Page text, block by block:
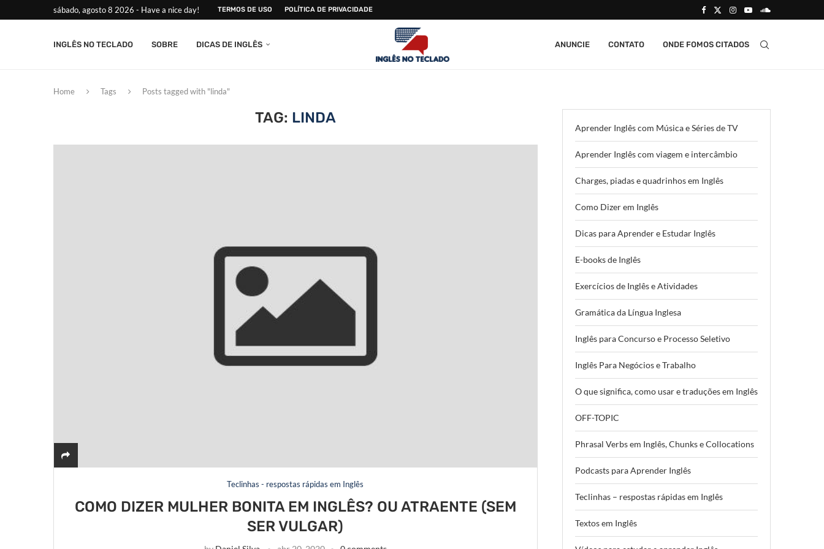
sábado, agosto 8 2026 - Have a nice day! TERMOS DE USO POLÍTICA DE PRIVACIDADE
INGLÊS NO TECLADO SOBRE DICAS DE INGLÊS ANUNCIE CONTATO ONDE FOMOS CITADOS
Home Tags Posts tagged with "linda"
TAG: LINDA
Teclinhas - respostas rápidas em Inglês
COMO DIZER MULHER BONITA EM INGLÊS? OU ATRAENTE (SEM
SER VULGAR)
Aprender Inglês com Música e Séries de TV
Aprender Inglês com viagem e intercâmbio
Charges, piadas e quadrinhos em Inglês
Como Dizer em Inglês
Dicas para Aprender e Estudar Inglês
E-books de Inglês
Exercícios de Inglês e Atividades
Gramática da Língua Inglesa
Inglês para Concurso e Processo Seletivo
Inglês Para Negócios e Trabalho
O que significa, como usar e traduções em Inglês
OFF-TOPIC
Phrasal Verbs em Inglês, Chunks e Collocations
Podcasts para Aprender Inglês
Teclinhas – respostas rápidas em Inglês
Textos em Inglês